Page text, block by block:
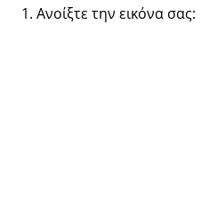
Ανοίξτε την εικόνα σας: